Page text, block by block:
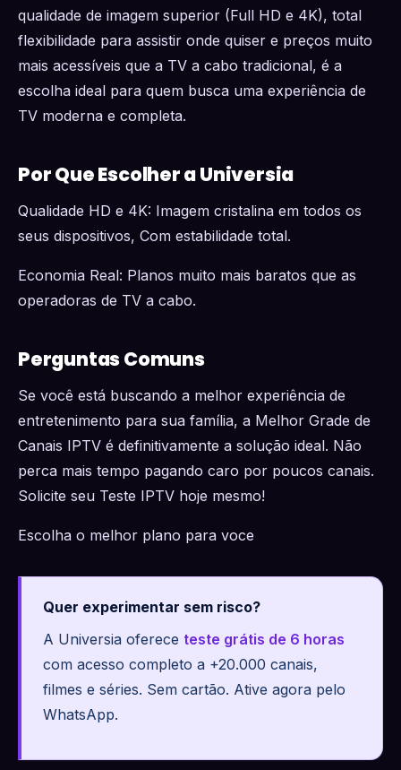
qualidade de imagem superior (Full HD e 4K), total
flexibilidade para assistir onde quiser e preços muito
mais acessíveis que a TV a cabo tradicional, é a
escolha ideal para quem busca uma experiência de
TV moderna e completa.
Por Que Escolher a Universia
Qualidade HD e 4K: Imagem cristalina em todos os
seus dispositivos, Com estabilidade total.
Economia Real: Planos muito mais baratos que as
operadoras de TV a cabo.
Perguntas Comuns
Se você está buscando a melhor experiência de
entretenimento para sua família, a Melhor Grade de
Canais IPTV é definitivamente a solução ideal. Não
perca mais tempo pagando caro por poucos canais.
Solicite seu Teste IPTV hoje mesmo!
Escolha o melhor plano para voce
Quer experimentar sem risco?
A Universia oferece teste grátis de 6 horas
com acesso completo a +20.000 canais,
filmes e séries. Sem cartão. Ative agora pelo
WhatsApp.